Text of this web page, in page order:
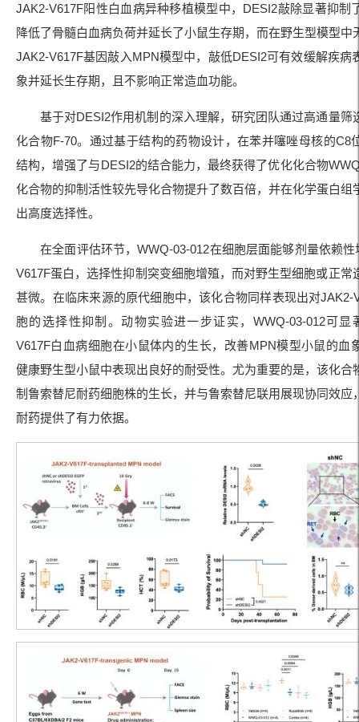
JAK2-V617F阳性白血病异种移植模型中，DESI2敲除显著抑制
降低了骨髓白血病负荷并延长了小鼠生存期，而在野生型模型中
JAK2-V617F基因敲入MPN模型中，敲低DESI2可有效缓解疾病
象并延长生存期，且不影响正常造血功能。
基于对DESI2作用机制的深入理解，研究团队通过高通量筛
化合物F-70。通过基于结构的药物设计，在苯并噻唑母核的C8
结构，增强了与DESI2的结合能力，最终获得了优化化合物
化合物的抑制活性较先导化合物提升了数百倍，并在化学蛋白组
出高度选择性。
在全面评估环节，WWQ-03-012在细胞层面能够剂量依赖
V617F蛋白，选择性抑制突变细胞增殖，而对野生型细胞或正常
甚微。在临床来源的原代细胞中，该化合物同样表现出对JAK2-
胞的选择性抑制。动物实验进一步证实，WWQ-03-012可显
V617F白血病细胞在小鼠体内的生长，改善MPN模型小鼠的血
健康野生型小鼠中表现出良好的耐受性。尤为重要的是，该化合
制鲁索替尼耐药细胞株的生长，并与鲁索替尼联用展现协同效应
耐药提供了有力依据。